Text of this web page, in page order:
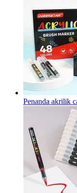
Penanda akrilik